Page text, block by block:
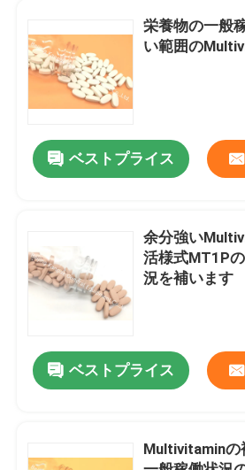
私達について
品質管理
私達に連絡しなさい
ニュース
場合
IVC補足
栄養物の一般
い範囲の
ベストプライス
余分強い
活様式MT1P
況を補います
ベストプライス
Multivitaminの